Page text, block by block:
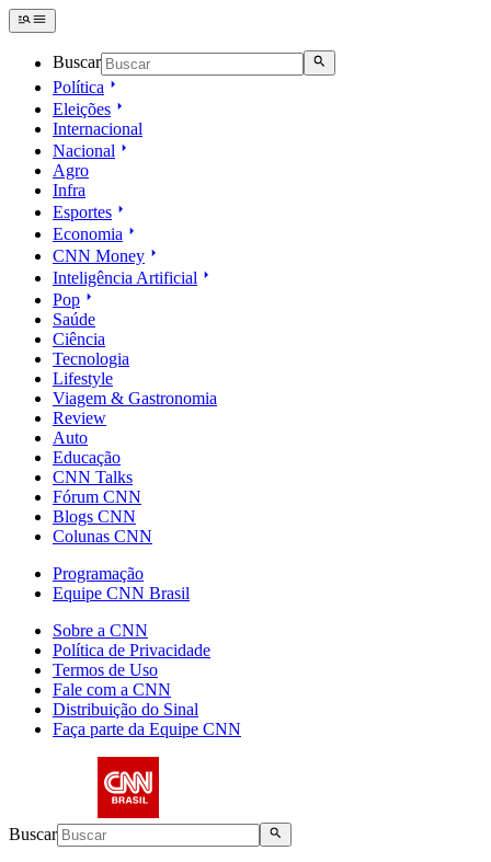
Buscar
Política
Eleições
Internacional
Nacional
Agro
Infra
Esportes
Economia
CNN Money
Inteligência Artificial
Pop
Saúde
Ciência
Tecnologia
Lifestyle
Viagem & Gastronomia
Review
Auto
Educação
CNN Talks
Fórum CNN
Blogs CNN
Colunas CNN
Programação
Equipe CNN Brasil
Sobre a CNN
Política de Privacidade
Termos de Uso
Fale com a CNN
Distribuição do Sinal
Faça parte da Equipe CNN
Buscar